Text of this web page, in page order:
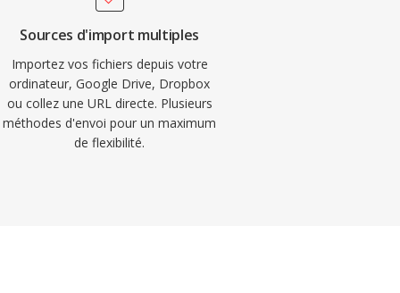
Sources d'import multiples
Importez vos fichiers depuis votre
ordinateur, Google Drive, Dropbox
ou collez une URL directe. Plusieurs
méthodes d'envoi pour un maximum
de flexibilité.